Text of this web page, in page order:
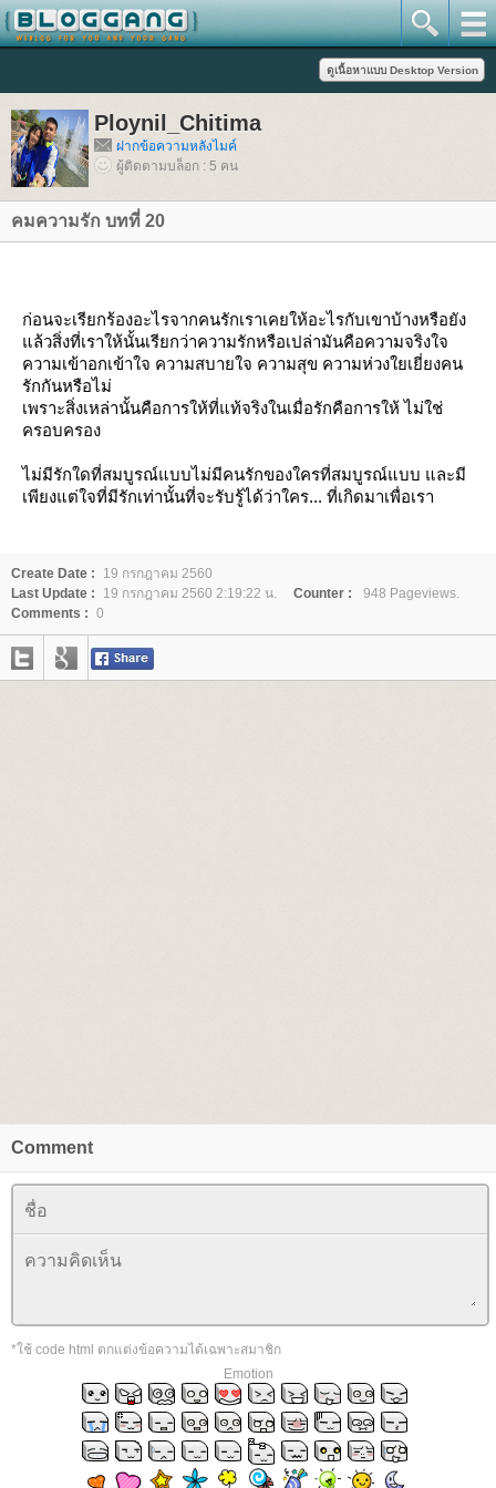
Ploynil_Chitima
ฝากข้อความหลังไมค์
ผู้ติดตามบล็อก : 5 คน
คมความรัก บทที่ 20
ก่อนจะเรียกร้องอะไรจากคนรักเราเคยให้อะไรกับเขาบ้างหรือยัง
ล้วสิ่งที่เราให้นั้นเรียกว่าความรักหรือเปล่ามันคือความจริงใจ
ความเข้าอกเข้าใจ ความสบายใจ ความสุข ความห่วงใยเยี่ยงคน
รักกันหรือไม่
เพราะสิ่งเหล่านั้นคือการให้ที่แท้จริงในเมื่อรักคือการให้ ไม่ใช่
ครอบครอง
ไม่มีรักใดที่สมบูรณ์แบบไม่มีคนรักของใครที่สมบูรณ์แบบ และมี
เพียงแต่ใจที่มีรักเท่านั้นที่จะรับรู้ได้ว่าใคร... ที่เกิดมาเพื่อเรา
Create Date :
19 กรกฎาคม 2560
Last Update :
19 กรกฎาคม 2560 2:19:22 น. Counter :
948 Pageviews.
Comments : 0
Comment
*ใช้ code html ตกแต่งข้อความได้เฉพาะสมาชิก
Emotion